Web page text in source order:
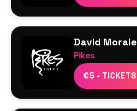
David
Pikes
€5 - TICKETS
David Morales
Mehr wird noch